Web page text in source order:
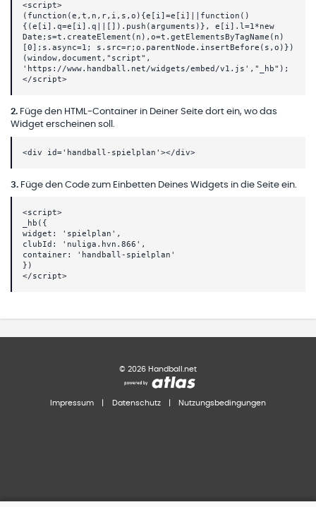
<script>
(function(e,t,n,r,i,s,o){e[i]=e[i]||function()
{(e[i].q=e[i].q||[]).push(arguments)}, e[i].l=1*new
Date;s=t.createElement(n),o=t.getElementsByTagName(n)
[0];s.async=1; s.src=r;o.parentNode.insertBefore(s,o)})
(window,document,"script",
'https://www.handball.net/widgets/embed/v1.js',"_hb");
</script>
2. Füge den HTML-Container in Deiner Seite dort ein, wo das
Widget erscheinen soll.
<div id='handball-spielplan'></div>
3. Füge den Code zum Einbetten Deines Widgets in die Seite ein.
<script>
_hb({
widget: 'spielplan',
clubId: 'nuliga.hvn.866',
container: 'handball-spielplan'
})
</script>
© 2026 Handball.net
Impressum Datenschutz Nutzungsbedingungen